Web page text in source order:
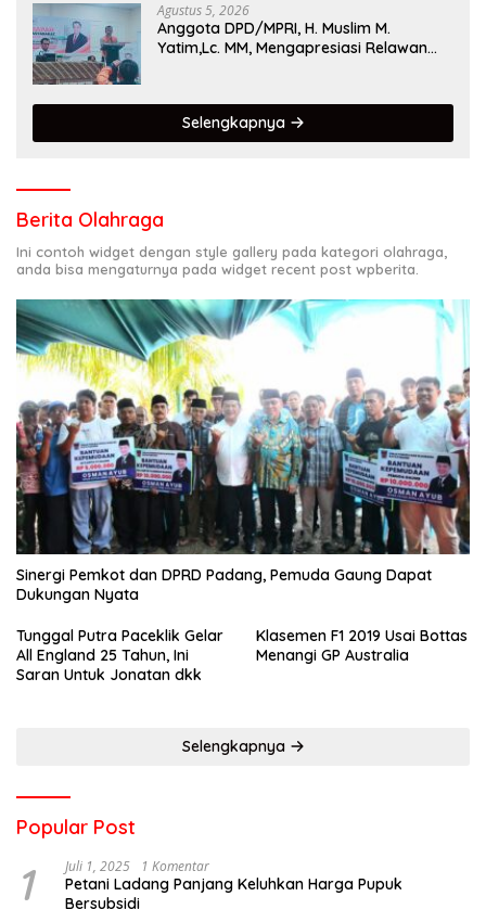
Agustus 5, 2026
Anggota DPD/MPRI, H. Muslim M.
Yatim,Lc. MM, Mengapresiasi Relawan
Selengkapnya
Berita Olahraga
Ini contoh widget dengan style gallery pada kategori olahraga,
anda bisa mengaturnya pada widget recent post wpberita.
Sinergi Pemkot dan DPRD Padang, Pemuda Gaung Dapat
Dukungan Nyata
Tunggal Putra Paceklik Gelar
All England 25 Tahun, Ini
Saran Untuk Jonatan dkk
Klasemen F1 2019 Usai Bottas
Menangi GP Australia
Selengkapnya
Popular Post
1 Juli 1, 2025 1 Komentar
Petani Ladang Panjang Keluhkan Harga Pupuk
Bersubsidi